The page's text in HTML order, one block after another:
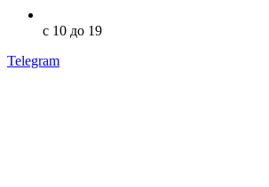
с 10 до 19
Telegram